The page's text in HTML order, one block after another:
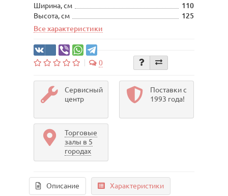
Ширина, см
110
Высота, см
125
Все характеристики
0
Сервисный
центр
Поставки с
1993 года!
Торговые
залы в 5
городах
Описание Характеристики